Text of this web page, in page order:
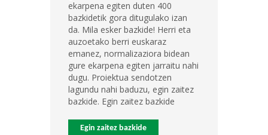
ekarpena egiten duten 400
bazkidetik gora ditugulako izan
da. Mila esker bazkide! Herri eta
auzoetako berri euskaraz
emanez, normalizaziora bidean
gure ekarpena egiten jarraitu nahi
dugu. Proiektua sendotzen
lagundu nahi baduzu, egin zaitez
bazkide. Egin zaitez bazkide
Egin zaitez bazkide